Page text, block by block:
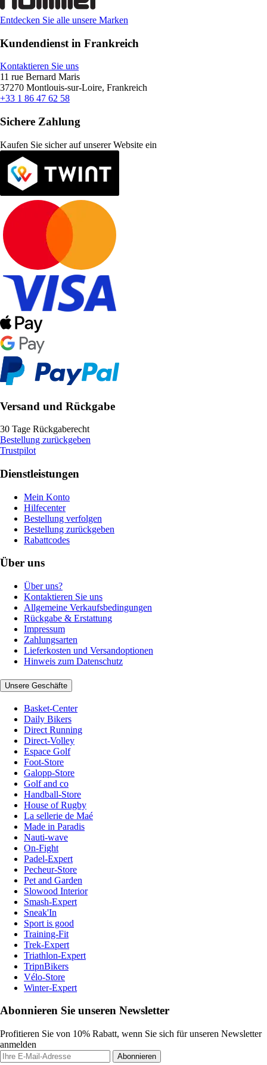
Entdecken Sie alle unsere Marken
Kundendienst in Frankreich
Kontaktieren Sie uns
11 rue Bernard Maris
37270 Montlouis-sur-Loire, Frankreich
+33 1 86 47 62 58
Sichere Zahlung
Kaufen Sie sicher auf unserer Website ein
Versand und Rückgabe
30 Tage Rückgaberecht
Bestellung zurückgeben
Trustpilot
Dienstleistungen
Mein Konto
Hilfecenter
Bestellung verfolgen
Bestellung zurückgeben
Rabattcodes
Über uns
Über uns?
Kontaktieren Sie uns
Allgemeine Verkaufsbedingungen
Rückgabe & Erstattung
Impressum
Zahlungsarten
Lieferkosten und Versandoptionen
Hinweis zum Datenschutz
Unsere Geschäfte
Basket-Center
Daily Bikers
Direct Running
Direct-Volley
Espace Golf
Foot-Store
Galopp-Store
Golf and co
Handball-Store
House of Rugby
La sellerie de Maé
Made in Paradis
Nauti-wave
On-Fight
Padel-Expert
Pecheur-Store
Pet and Garden
Slowood Interior
Smash-Expert
Sneak'In
Sport is good
Training-Fit
Trek-Expert
Triathlon-Expert
TripnBikers
Vélo-Store
Winter-Expert
Abonnieren Sie unseren Newsletter
Profitieren Sie von 10% Rabatt, wenn Sie sich für unseren Newsletter
anmelden
Abonnieren